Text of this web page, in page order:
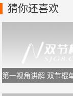
猜你还喜欢
第一视角讲解 双节棍